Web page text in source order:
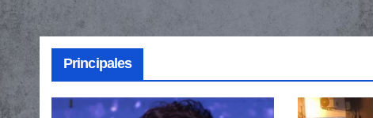
Principales